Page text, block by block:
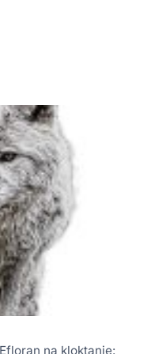
Efloran na kloktanie: